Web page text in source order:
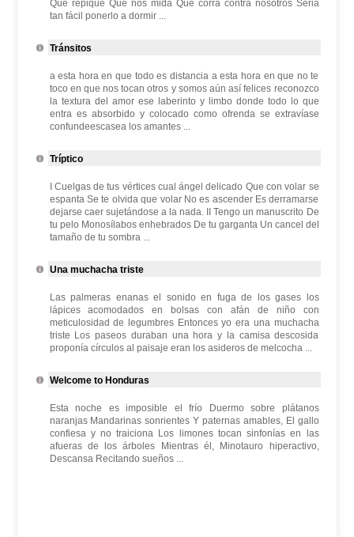
Que repique Que nos mida Que corra contra nosotros Seria
tan fácil ponerlo a dormir ...
Tránsitos
a esta hora en que todo es distancia a esta hora en que no te
toco en que nos tocan otros y somos aún así felices reconozco
la textura del amor ese laberinto y limbo donde todo lo que
entra es absorbido y colocado como ofrenda se extravíase
confundeescasea los amantes ...
Tríptico
I Cuelgas de tus vértices cual ángel delicado Que con volar se
espanta Se te olvida que volar No es ascender Es derramarse
dejarse caer sujetándose a la nada. II Tengo un manuscrito De
tu pelo Monosílabos enhebrados De tu garganta Un cancel del
tamaño de tu sombra ...
Una muchacha triste
Las palmeras enanas el sonido en fuga de los gases los
lápices acomodados en bolsas con afán de niño con
meticulosidad de legumbres Entonces yo era una muchacha
triste Los paseos duraban una hora y la camisa descosida
proponía círculos al paisaje eran los asideros de melcocha ...
Welcome to Honduras
Esta noche es imposible el frío Duermo sobre plátanos
naranjas Mandarinas sonrientes Y paternas amables, El gallo
confiesa y no traiciona Los limones tocan sinfonías en las
afueras de los árboles Mientras él, Minotauro hiperactivo,
Descansa Recitando sueños ...